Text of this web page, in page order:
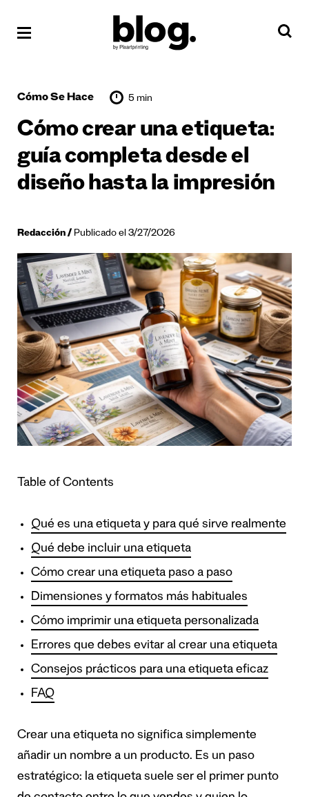
Cómo Se Hace 5 min
Cómo crear una etiqueta:
guía completa desde el
diseño hasta la impresión
Redacción Publicado el 3/27/2026
Table of Contents
Qué es una etiqueta y para qué sirve realmente
Qué debe incluir una etiqueta
Cómo crear una etiqueta paso a paso
Dimensiones y formatos más habituales
Cómo imprimir una etiqueta personalizada
Errores que debes evitar al crear una etiqueta
Consejos prácticos para una etiqueta eficaz
FAQ
Crear una etiqueta no significa simplemente
añadir un nombre a un producto. Es un paso
estratégico: la etiqueta suele ser el primer punto